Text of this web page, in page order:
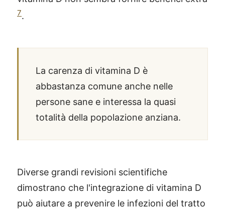
7.
La carenza di vitamina D è
abbastanza comune anche nelle
persone sane e interessa la quasi
totalità della popolazione anziana.
Diverse grandi revisioni scientifiche
dimostrano che l'integrazione di vitamina D
può aiutare a prevenire le infezioni del tratto